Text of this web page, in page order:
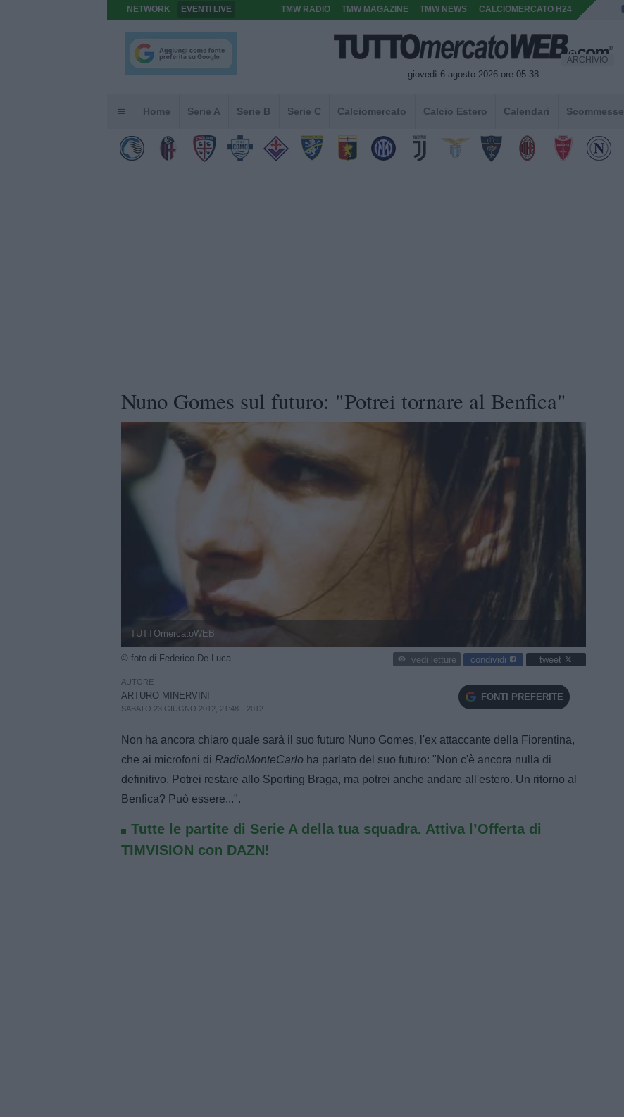
NETWORK EVENTI LIVE TMW RADIO TMW MAGAZINE TMW NEWS CALCIOMERCATO H24
giovedì 6 agosto 2026 ore 05:38
ARCHIVIO
Home Serie A Serie B Serie C Calciomercato Calcio Estero Calendari Scommesse
Nuno Gomes sul futuro: "Potrei tornare al Benfica"
TUTTOmercatoWEB
© foto di Federico De Luca vedi letture condividi tweet
AUTORE
ARTURO MINERVINI
SABATO 23 GIUGNO 2012, 21:48 2012
FONTI PREFERITE
Non ha ancora chiaro quale sarà il suo futuro Nuno Gomes, l'ex attaccante della Fiorentina,
che ai microfoni di RadioMonteCarlo ha parlato del suo futuro: "Non c'è ancora nulla di
definitivo. Potrei restare allo Sporting Braga, ma potrei anche andare all'estero. Un ritorno al
Benfica? Può essere...".
Tutte le partite di Serie A della tua squadra. Attiva l’Offerta di
TIMVISION con DAZN!